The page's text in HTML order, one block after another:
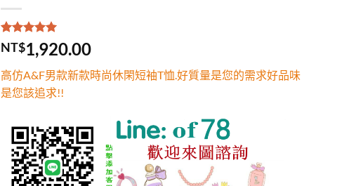
評分5.00/
5，已有
1
位
分
NT$1,920.00
高仿A&F男款新款時尚休閑短袖T恤.好質量是您的需求好品味
是您該追求!!